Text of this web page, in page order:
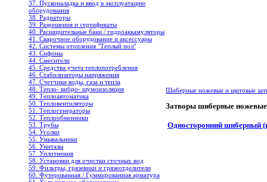
37. Пусконаладка и ввод в эксплуатацию
оборудования
38. Радиаторы
39. Разрешения и сертификаты
40. Расширительные баки / гидроаккамуляторы
41. Сварочное оборудование и аксессуары
42. Системы отопления "Теплый пол"
43. Сифоны
44. Смесители
45. Средства учета теплопотребления
46. Стабилизаторы напряжения
47. Счетчики воды, газа и тепла
48. Тепло- вибро- шумоизоляция
49. Теплоавтоматика
50. Тепловентиляторы
51. Теплогенераторы
52. Теплообменники
53. Трубы
54. Уголки
55. Умывальники
56. Унитазы
57. Уплотнения
58. Установки для очистки сточных вод
59. Фильтры, грязевики и грязеотделители
60. Футерованная / Гуммированная арматура
Шиберные ножевые и щитовые
Затворы шиберные
Односторонний шиберный